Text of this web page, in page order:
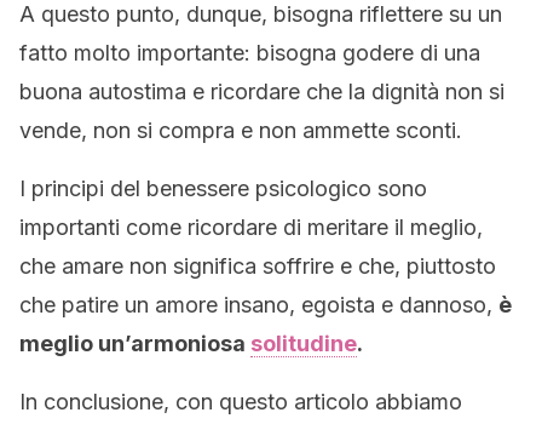
A questo punto, dunque, bisogna riflettere su un
fatto molto importante: bisogna godere di una
buona autostima e ricordare che la dignità non si
vende, non si compra e non ammette sconti.
I principi del benessere psicologico sono
importanti come ricordare di meritare il meglio,
che amare non significa soffrire e che, piuttosto
che patire un amore insano, egoista e dannoso, è
meglio un’armoniosa solitudine.
In conclusione, con questo articolo abbiamo